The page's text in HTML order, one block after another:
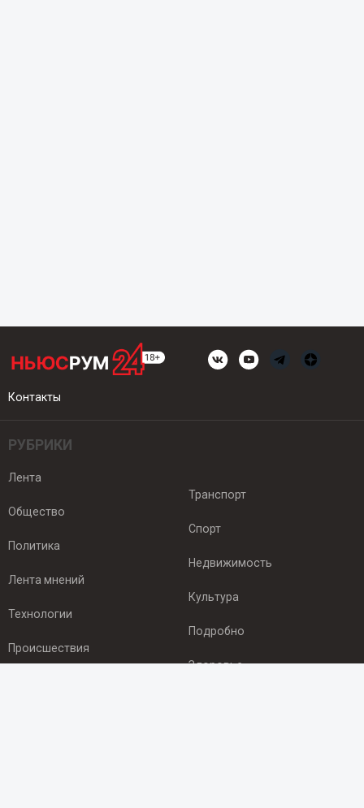
Контакты
РУБРИКИ
Лента
Общество
Политика
Лента мнений
Технологии
Происшествия
Транспорт
Спорт
Недвижимость
Культура
Подробно
Здоровье